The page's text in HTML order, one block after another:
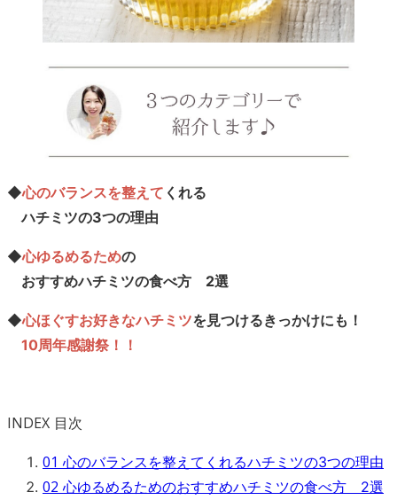
◆心のバランスを整えて くれる
ハチミツの3つの理由
◆心ゆるめるための
おすすめハチミツの食べ方 2選
◆心ほぐすお好きなハチミツを見つけるきっかけにも！
10周年感謝祭！！
INDEX 目次
01 心のバランスを整えてくれるハチミツの3つの理由
02 心ゆるめるためのおすすめハチミツの食べ方 2選